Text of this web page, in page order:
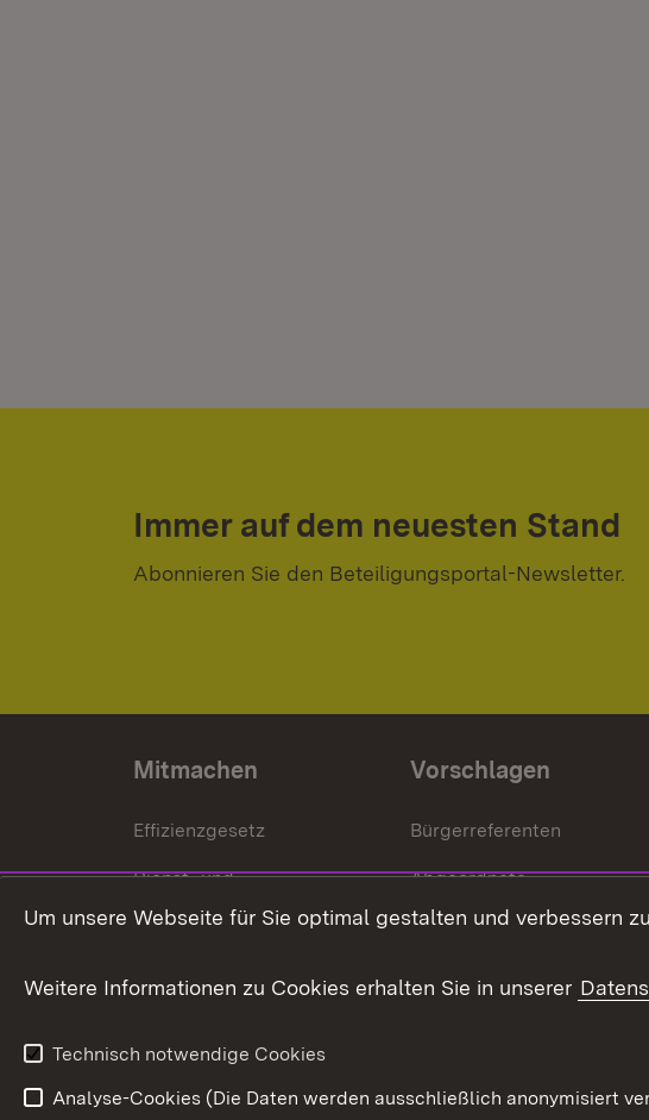
Immer auf dem neuesten Stand
Abonnieren Sie den Beteiligungsportal-Newsletter.
Mitmachen
Effizienzgesetz
Dienst- und
Versorgungsbezüge
Weitere
Vorschlagen
Bürgerreferenten
Abgeordnete
Bürgerbeauftragte
Um unsere Webseite für Sie optimal gestalten und verbessern
Weitere Informationen zu Cookies erhalten Sie in unserer
Technisch notwendige Cookies
Analyse-Cookies (Die Daten werden ausschließlich anonymisiert